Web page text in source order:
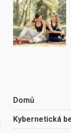
Domů
Kybernetická